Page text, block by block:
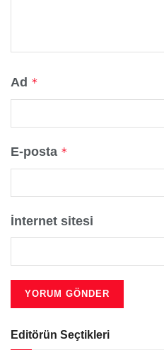
Ad *
E-posta *
İnternet sitesi
Editörün Seçtikleri